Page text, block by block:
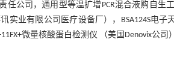
任公司，通用型等温扩增PCR混合液购自
业有限公司医疗设备厂），BSA124S电子
微量核酸蛋白检测仪 （美国Denovix公